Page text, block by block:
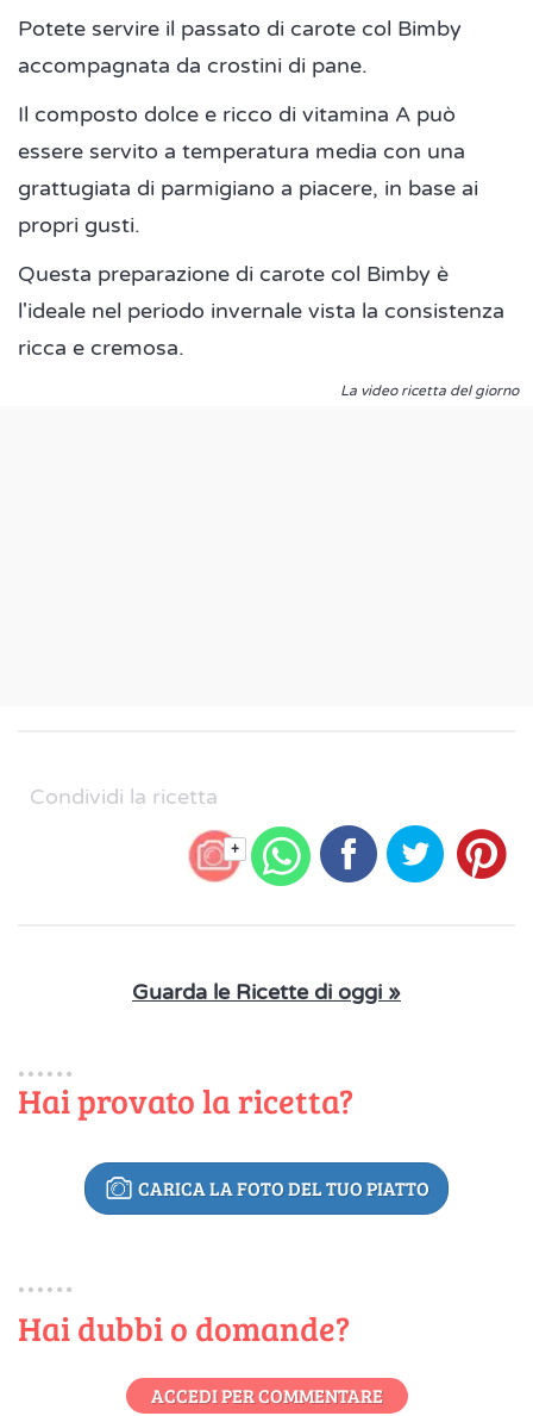
Potete servire il passato di carote col Bimby
accompagnata da crostini di pane.
Il composto dolce e ricco di vitamina A può
essere servito a temperatura media con una
grattugiata di parmigiano a piacere, in base ai
propri gusti.
Questa preparazione di carote col Bimby è
l'ideale nel periodo invernale vista la consistenza
ricca e cremosa.
La video ricetta del giorno
Condividi la ricetta
+
Guarda le Ricette di oggi »
Hai provato la ricetta?
CARICA LA FOTO DEL TUO PIATTO
Hai dubbi o domande?
ACCEDI PER COMMENTARE